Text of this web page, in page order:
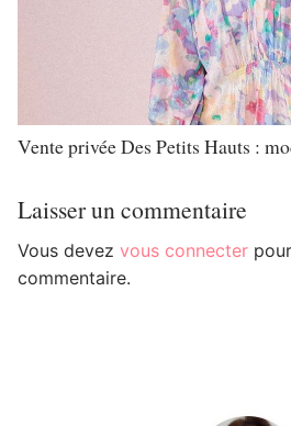
Vente privée Des Petits Hauts :
Laisser un commentaire
Vous devez vous connecter
commentaire.